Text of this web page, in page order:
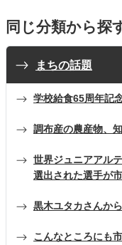
同じ分類から探
まちの話題
学校給食65周年記
調布産の農産物、
世界ジュニアアル
選出された選手が
黒木ユタカさんか
こんなところにも